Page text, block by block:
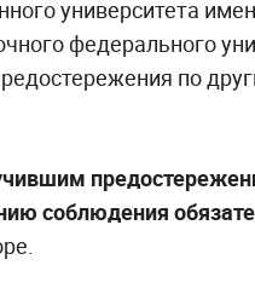
университета
федерального
по
соблюдения